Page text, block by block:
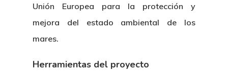
Unión Europea para la protección y
mejora del estado ambiental de los
mares.
Herramientas del proyecto